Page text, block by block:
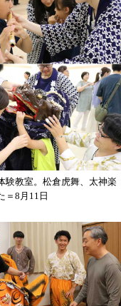
験教室。松倉虎舞、太神楽
＝8月11日